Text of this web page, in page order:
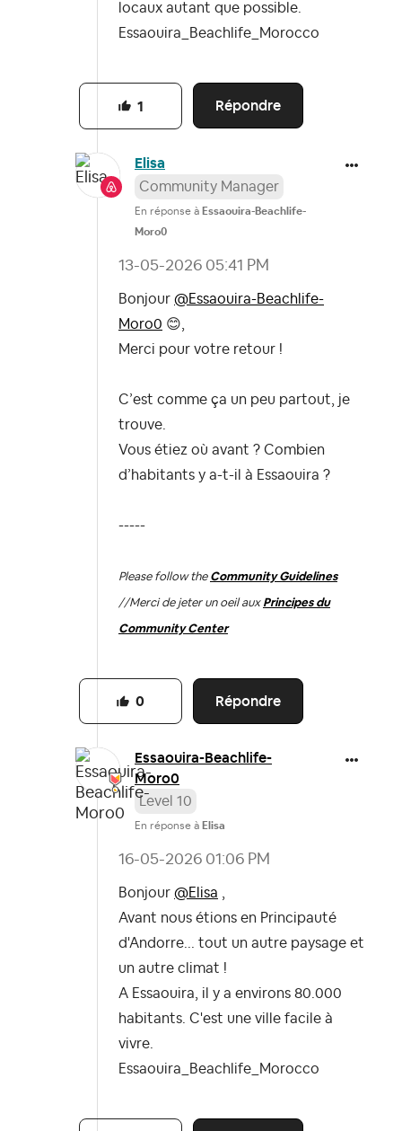
locaux autant que possible.
Essaouira_Beachlife_Morocco
Répondre
1
Elisa
Community Manager
En réponse à Essaouira-Beachlife-
Moro0
‎13-05-2026 05:41 PM
Bonjour @Essaouira-Beachlife-
Moro0 😊
Merci pour votre retour !
C’est comme ça un peu partout, je
trouve.
Vous étiez où avant ? Combien
d’habitants y a-t-il à Essaouira ?
-----
Please follow the Community Guidelines
//Merci de jeter un oeil aux Principes du
Community Center
Répondre
0
Essaouira-Beachlife-
Moro0
Level 10
En réponse à Elisa
‎16-05-2026 01:06 PM
Bonjour @Elisa
Avant nous étions en Principauté
d'Andorre... tout un autre paysage et
un autre climat !
A Essaouira, il y a environs 80.000
habitants. C'est une ville facile à
vivre.
Essaouira_Beachlife_Morocco